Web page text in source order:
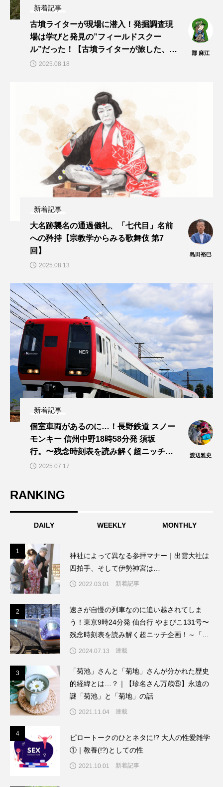
新着記事
古墳ライターが現場に潜入！発掘調査現
場は学びと発見の”フィールドスクー
ル”だった！【古墳ライターが旅した、見
た、聞いた！vol.13】
郡 麻江
2025.08.18
新着記事
大名跡襲名の通過儀礼、「七代目」名前
への矜持【宗教学からみる歌舞伎 第7
回】
島田裕巳
2025.08.13
新着記事
個室車両があるのに…！長野鉄道 スノー
モンキー 信州中野18時58分発 須坂
行。〜残念時刻表を読み解く超ニッチ企
画！～「渡辺雅史の残念な鉄道時刻表」
渡辺雅史
2025.07.17
RANKING
DAILY WEEKLY MONTHLY
1
神社によって異なる参拝マナー｜出雲大社は
四拍手、そして伊勢神宮は…
2022.03.01 新着記事
2
速さが自慢の列車なのに追い越されてしま
う！東京9時24分発 仙台行 やまびこ131号〜
残念時刻表を読み解く超ニッチ企画！～「渡
辺雅史の残念な鉄道時刻表」第8回
2024.07.13 連載
3
「菊池」さんと「菊地」さんが分かれた歴史
的経緯とは…？｜【珍名さん万歳⑤】永遠の
謎「菊池」と「菊地」の話
2021.11.04 連載
4
ピロートークのひとネタに!? 大人の性愛雑学
①｜教養(!?)としての性
2021.10.01 新着記事